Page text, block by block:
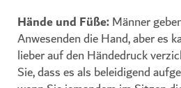
Hände und Füße:Männer
Anwesenden die Hand, aber es
lieber auf den Händedruck
Sie, dass es als beleidigend